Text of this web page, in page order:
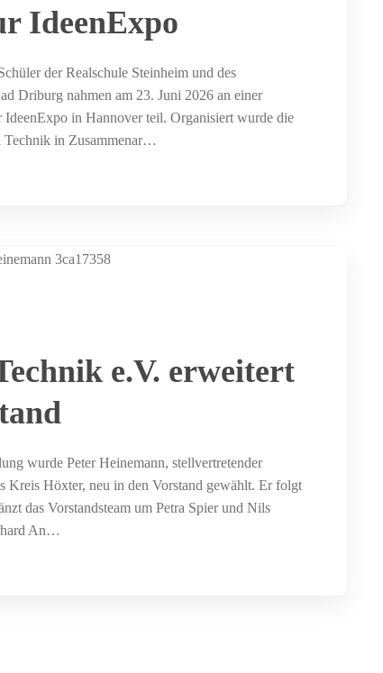
IdeenExpo
der Realschule Steinheim und des
Driburg nahmen am 23. Juni 2026 an einer
IdeenExpo in Hannover teil. Organisiert wurde die
Technik in Zusammenar…
e.V. erweitert
wurde Peter Heinemann, stellvertretender
Kreis Höxter, neu in den Vorstand gewählt. Er folgt
das Vorstandsteam um Petra Spier und Nils
An…